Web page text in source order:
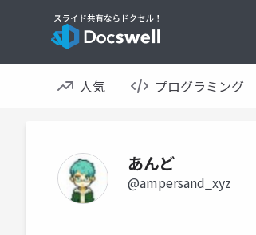
人気 プログラミング
あんど
@ampersand_xyz